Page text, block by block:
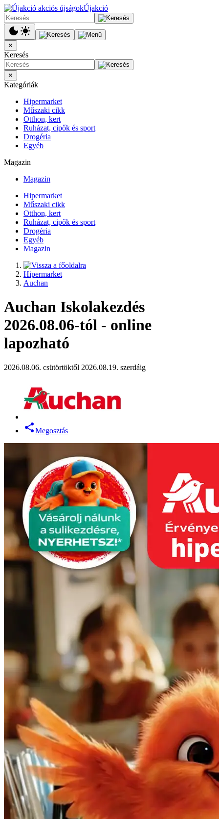
Újakció
✕
Keresés
✕
Kategóriák
Hipermarket
Műszaki cikk
Otthon, kert
Ruházat, cipők és sport
Drogéria
Egyéb
Magazin
Magazin
Hipermarket
Műszaki cikk
Otthon, kert
Ruházat, cipők és sport
Drogéria
Egyéb
Magazin
Hipermarket
Auchan
Auchan Iskolakezdés
2026.08.06-tól - online
lapozható
2026.08.06. csütörtöktől 2026.08.19. szerdáig
Megosztás